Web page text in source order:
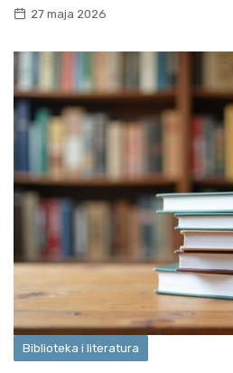
27 maja 2026
Biblioteka i literatura